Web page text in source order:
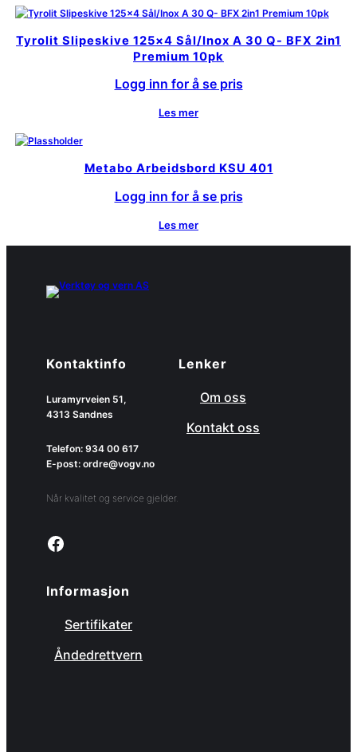
Tyrolit Slipeskive 125×4 Sål/Inox A 30 Q- BFX 2in1
Premium 10pk
Logg inn for å se pris
Les mer
Metabo Arbeidsbord KSU 401
Logg inn for å se pris
Les mer
Kontaktinfo
Luramyrveien 51,
4313 Sandnes
Telefon: 934 00 617
E-post: ordre@vogv.no
Når kvalitet og service gjelder.
Link to facebook page
Lenker
Om oss
Kontakt oss
Informasjon
Sertifikater
Åndedrettvern